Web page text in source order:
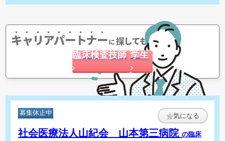
キャリアパートナーに探してもらう
臨床検査技師 学生
募集休止中 気になる
社会医療法人山紀会 山本第三病院の臨床